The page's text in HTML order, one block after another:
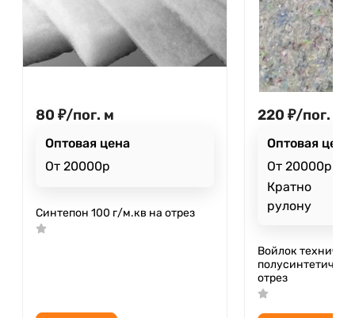
80 ₽/пог. м
Оптовая цена
От 20000р
Синтепон 100 г/м.кв на отрез
220 ₽/пог. м
Оптовая цена
От 20000р
Кратно
рулону
Войлок
отрез